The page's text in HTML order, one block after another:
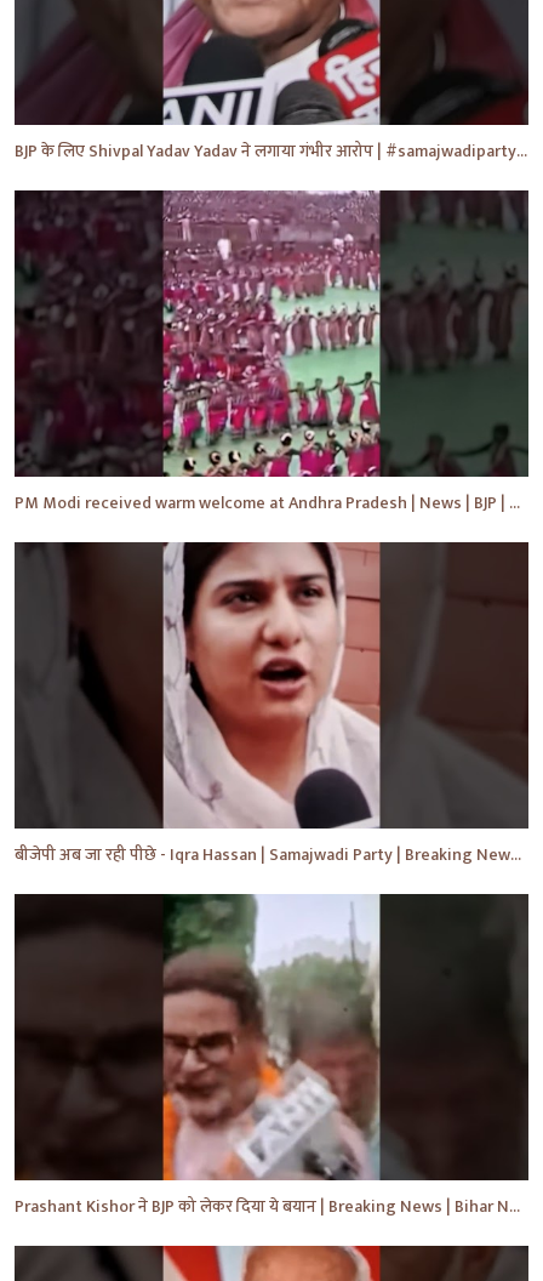
BJP के लिए Shivpal Yadav Yadav ने लगाया गंभीर आरोप | #samajwadiparty | Akhilesh Yadav | #shorts #yt
PM Modi received warm welcome at Andhra Pradesh | News | BJP | #shorts #ytshorts #news
बीजेपी अब जा रही पीछे - Iqra Hassan | Samajwadi Party | Breaking News | Akhilesh Yadav |#shorts #yt
Prashant Kishor ने BJP को लेकर दिया ये बयान | Breaking News | Bihar News | #shorts #yt #biharnews